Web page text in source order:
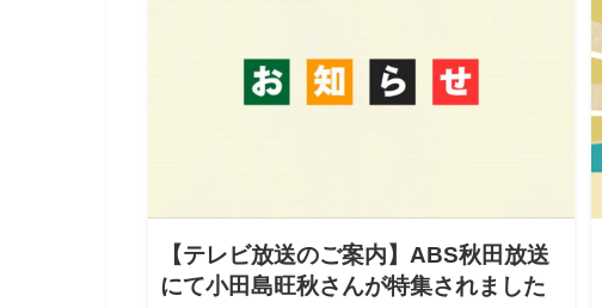
【テレビ放送のご案内】ABS秋田放送
にて小田島旺秋さんが特集されました